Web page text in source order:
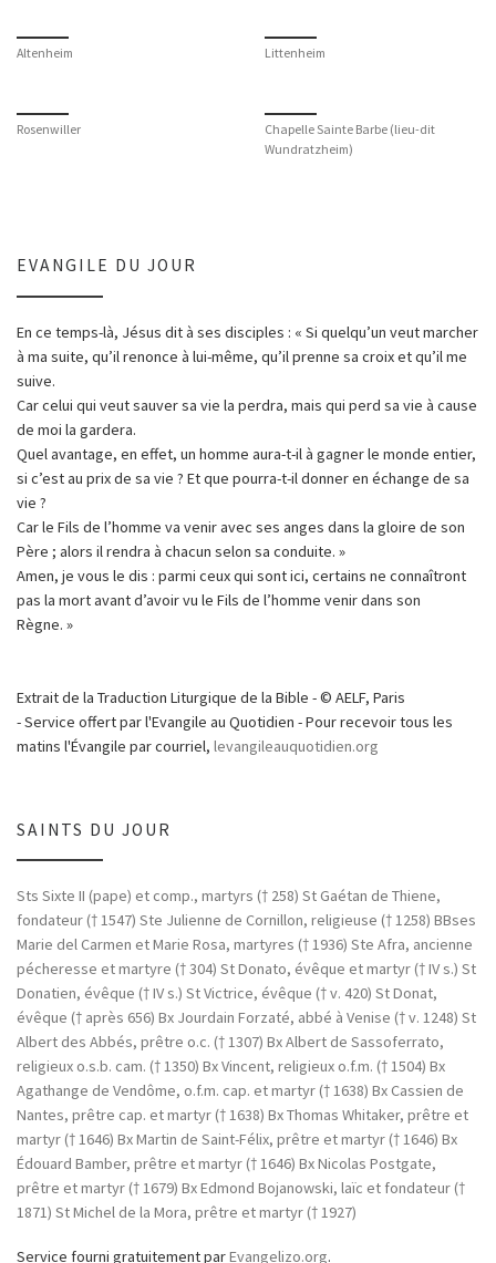
Altenheim Littenheim
Rosenwiller
Chapelle Sainte Barbe (lieu-dit
Wundratzheim)
EVANGILE DU JOUR
En ce temps-là, Jésus dit à ses disciples : « Si quelqu’un veut marcher
à ma suite, qu’il renonce à lui-même, qu’il prenne sa croix et qu’il me
suive.
Car celui qui veut sauver sa vie la perdra, mais qui perd sa vie à cause
de moi la gardera.
Quel avantage, en effet, un homme aura-t-il à gagner le monde entier,
si c’est au prix de sa vie ? Et que pourra-t-il donner en échange de sa
vie ?
Car le Fils de l’homme va venir avec ses anges dans la gloire de son
Père ; alors il rendra à chacun selon sa conduite. »
Amen, je vous le dis : parmi ceux qui sont ici, certains ne connaîtront
pas la mort avant d’avoir vu le Fils de l’homme venir dans son
Règne. »
Extrait de la Traduction Liturgique de la Bible - © AELF, Paris
- Service offert par l'Evangile au Quotidien - Pour recevoir tous les
matins l'Évangile par courriel, levangileauquotidien.org
SAINTS DU JOUR
Sts Sixte II (pape) et comp., martyrs († 258) St Gaétan de Thiene,
fondateur († 1547) Ste Julienne de Cornillon, religieuse († 1258) BBses
Marie del Carmen et Marie Rosa, martyres († 1936) Ste Afra, ancienne
pécheresse et martyre († 304) St Donato, évêque et martyr († IV s.) St
Donatien, évêque († IV s.) St Victrice, évêque († v. 420) St Donat,
évêque († après 656) Bx Jourdain Forzaté, abbé à Venise († v. 1248) St
Albert des Abbés, prêtre o.c. († 1307) Bx Albert de Sassoferrato,
religieux o.s.b. cam. († 1350) Bx Vincent, religieux o.f.m. († 1504) Bx
Agathange de Vendôme, o.f.m. cap. et martyr († 1638) Bx Cassien de
Nantes, prêtre cap. et martyr († 1638) Bx Thomas Whitaker, prêtre et
martyr († 1646) Bx Martin de Saint-Félix, prêtre et martyr († 1646) Bx
Édouard Bamber, prêtre et martyr († 1646) Bx Nicolas Postgate,
prêtre et martyr († 1679) Bx Edmond Bojanowski, laïc et fondateur (†
1871) St Michel de la Mora, prêtre et martyr († 1927)
Service fourni gratuitement parEvangelizo.org.